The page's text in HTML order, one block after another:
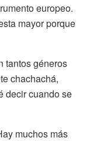
europeo.
mayor porque
tantos géneros
chachachá,
decir cuando se
muchos más